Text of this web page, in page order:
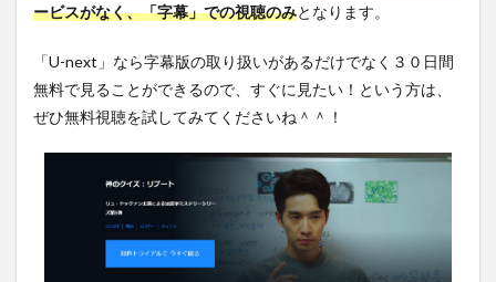
ービスがなく、「字幕」での視聴のみとなります。
「U-next」なら字幕版の取り扱いがあるだけでなく３０日間
無料で見ることができるので、すぐに見たい！という方は、
ぜひ無料視聴を試してみてくださいね＾＾！